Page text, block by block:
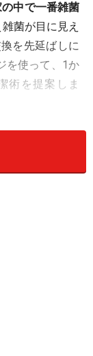
中で一番雑菌
菌が目に見え
を先延ばしに
を使って、1か
術を提案しま
買い替える